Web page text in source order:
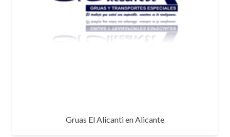
Gruas El Alicanti en Alicante